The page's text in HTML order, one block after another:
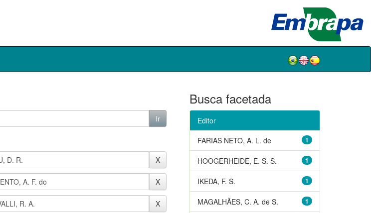
Busca facetada
Editor
1
FARIAS NETO, A. L. de
1
HOOGERHEIDE, E. S. S.
1
IKEDA, F. S.
1
MAGALHÃES, C. A. de S.